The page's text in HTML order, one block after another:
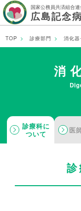
国家公務員共済組合
広島記念
TOP
当院について
診療部門
入院のご案内
TOP 診療部門 消化器
消
診療科に
ついて
医